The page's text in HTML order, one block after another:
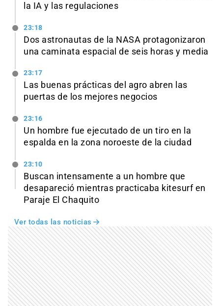
la IA y las regulaciones
23:18
Dos astronautas de la NASA protagonizaron
una caminata espacial de seis horas y media
23:17
Las buenas prácticas del agro abren las
puertas de los mejores negocios
23:16
Un hombre fue ejecutado de un tiro en la
espalda en la zona noroeste de la ciudad
23:10
Buscan intensamente a un hombre que
desapareció mientras practicaba kitesurf en
Paraje El Chaquito
Ver todas las noticias